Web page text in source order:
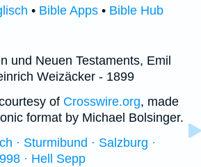
• Bible Apps • Bible Hub
und Neuen Testaments, Emil
Weizäcker - 1899
of Crosswire.org, made
format by Michael Bolsinger.
· Sturmibund · Salzburg ·
· Hell Sepp